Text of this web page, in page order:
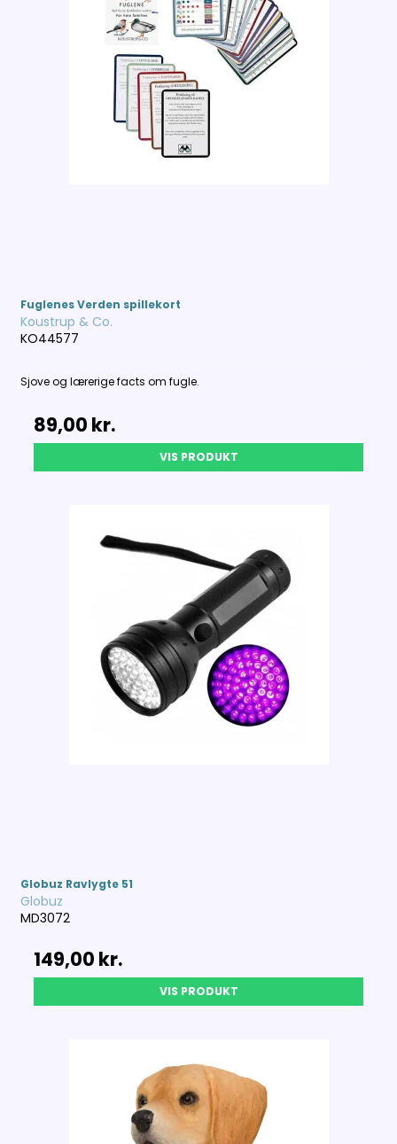
Fuglenes Verden spillekort
Koustrup & Co.
KO44577
Sjove og lærerige facts om fugle.
89,00 kr.
VIS PRODUKT
Globuz Ravlygte 51
Globuz
MD3072
149,00 kr.
VIS PRODUKT